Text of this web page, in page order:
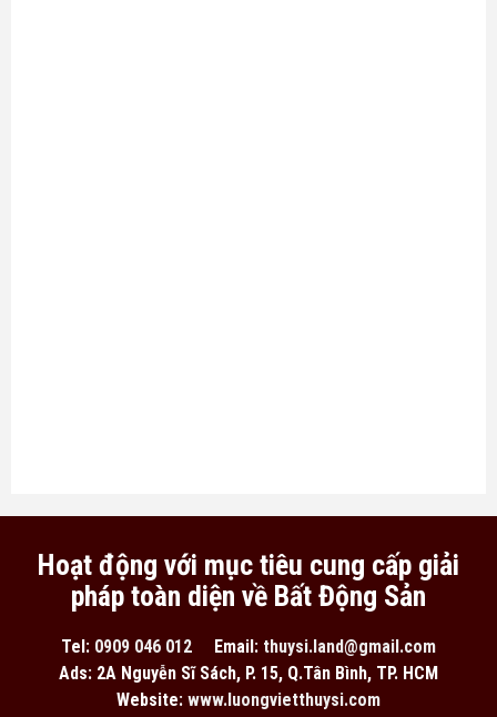
Hoạt động với mục tiêu cung cấp giải
pháp toàn diện về Bất Động Sản
Tel: 0909 046 012 Email: thuysi.land@gmail.com
Ads: 2A Nguyễn Sĩ Sách, P. 15, Q.Tân Bình, TP. HCM
Website: www.luongvietthuysi.com